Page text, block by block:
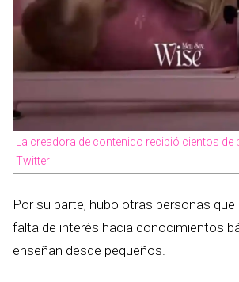
La creadora de contenido recibió cientos de
Twitter
Por su parte, hubo otras personas
falta de interés hacia conocimientos
enseñan desde pequeños.